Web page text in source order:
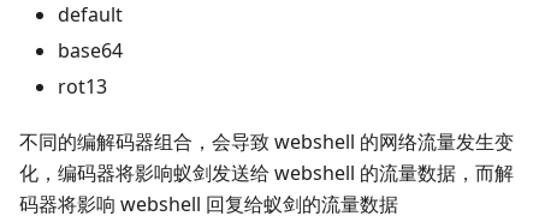
default
base64
rot13
不同的编解码器组合，会导致 webshell 的网络流量发生变
化，编码器将影响蚁剑发送给 webshell 的流量数据，而解
码器将影响 webshell 回复给蚁剑的流量数据